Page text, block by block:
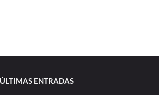
ÚLTIMAS ENTRADAS